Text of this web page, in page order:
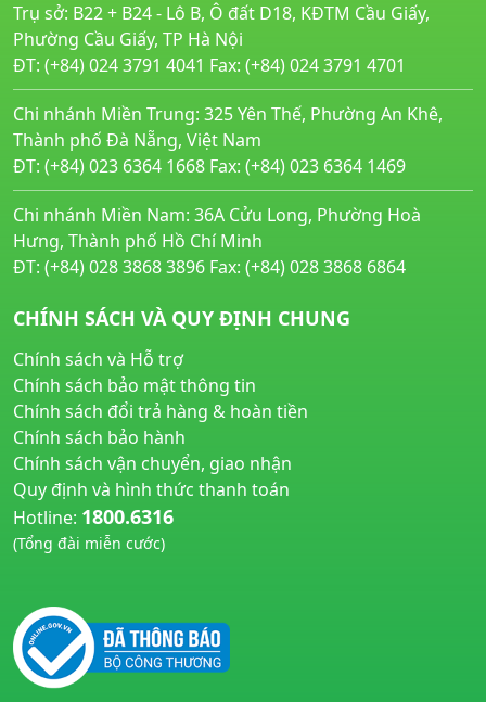
Trụ sở: B22 + B24 - Lô B, Ô đất D18, KĐTM Cầu Giấy,
Phường Cầu Giấy, TP Hà Nội
ĐT: (+84) 024 3791 4041 Fax: (+84) 024 3791 4701
Chi nhánh Miền Trung: 325 Yên Thế, Phường An Khê,
Thành phố Đà Nẵng, Việt Nam
ĐT: (+84) 023 6364 1668 Fax: (+84) 023 6364 1469
Chi nhánh Miền Nam: 36A Cửu Long, Phường Hoà
Hưng, Thành phố Hồ Chí Minh
ĐT: (+84) 028 3868 3896 Fax: (+84) 028 3868 6864
CHÍNH SÁCH VÀ QUY ĐỊNH CHUNG
Chính sách và Hỗ trợ
Chính sách bảo mật thông tin
Chính sách đổi trả hàng & hoàn tiền
Chính sách bảo hành
Chính sách vận chuyển, giao nhận
Quy định và hình thức thanh toán
Hotline: 1800.6316
(Tổng đài miễn cước)